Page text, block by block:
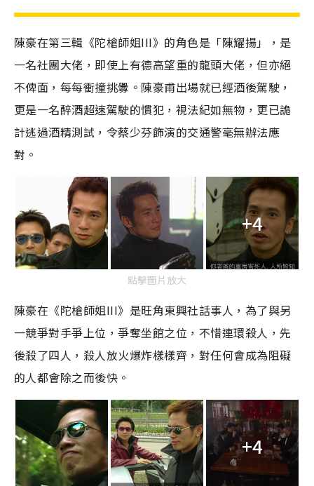
陳豪在第三輯《陀槍師姐III》的角色是「陳耀揚」，是
一名社團大佬，即使上有德高望重的龍頭大佬，但亦絕
不俾面，每每衝撞挑釁。陳豪甫出場就已經酒後駕駛，
更是一名醉酒超速駕駛的慣犯，視法紀如無物，更已詭
計逃過酒精測試，令蔡少芬飾演的交通警毫無辦法應
對。
+4
點擊圖片放大
陳豪在《陀槍師姐III》是旺角東興社話事人，為了與另
一競爭對手爭上位，爭奪坐館之位，不惜連環殺人，先
後殺了四人，殺人放火爆炸樣樣齊，對任何會成為阻礙
的人都會除之而後快。
+4